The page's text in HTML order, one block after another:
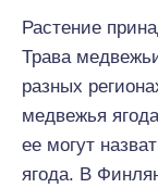
Растение
Трава
разных
медвежья
ее могут
ягода. В